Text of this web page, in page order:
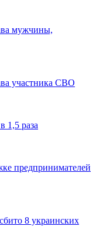
мужчины,
участника СВО
1,5 раза
предпринимателей
8 украинских